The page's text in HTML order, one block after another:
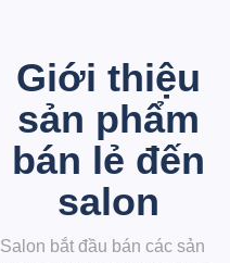
Giới thiệu
sản phẩm
bán lẻ đến
salon
Salon bắt đầu bán các sản